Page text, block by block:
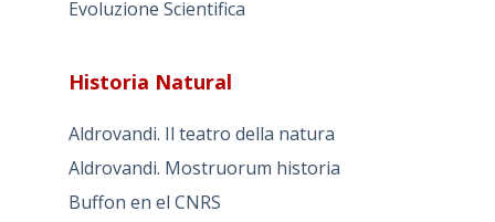
Evoluzione Scientifica
Historia Natural
Aldrovandi. Il teatro della natura
Aldrovandi. Mostruorum historia
Buffon en el CNRS